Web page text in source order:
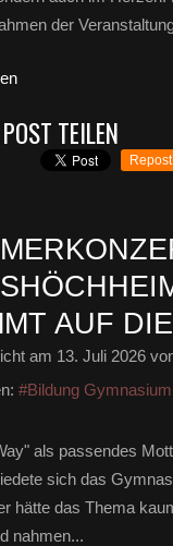
der
TEILEN
Repost
AUF
am 13. Juli 2026
#Bildung Gymnasium
als passendes
sich das
hätte das Thema
nahmen...